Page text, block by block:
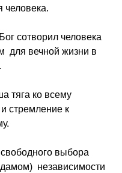
человека.
сотворил человека
для вечной жизни в
тяга ко всему
стремление к
свободного выбора
независимости